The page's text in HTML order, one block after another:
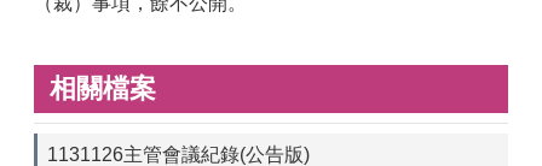
相關檔案
1131126主管會議紀錄(公告版)